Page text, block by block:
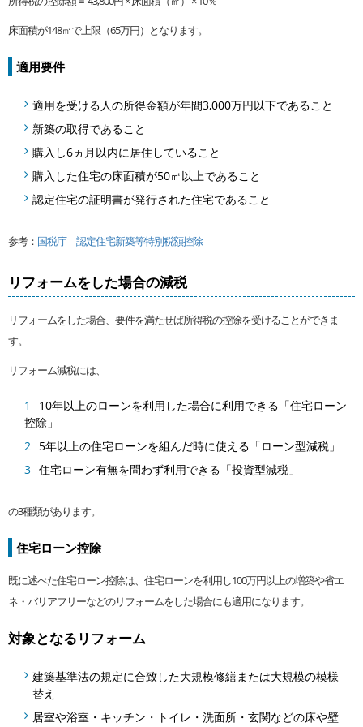
床面積が148㎡で上限（65万円）となります。
適用要件
適用を受ける人の所得金額が年間3,000万円以下であること
新築の取得であること
購入し6ヵ月以内に居住していること
購入した住宅の床面積が50㎡以上であること
認定住宅の証明書が発行された住宅であること
参考： 国税庁 認定住宅新築等特別税額控除
リフォームをした場合の減税
リフォームをした場合、要件を満たせば所得税の控除を受けることができま
す。
リフォーム減税には、
10年以上のローンを利用した場合に利用できる「住宅ローン
控除」
5年以上の住宅ローンを組んだ時に使える「ローン型減税」
住宅ローン有無を問わず利用できる「投資型減税」
の3種類があります。
住宅ローン控除
既に述べた住宅ローン控除は、住宅ローンを利用し100万円以上の増築や省エ
ネ・バリアフリーなどのリフォームをした場合にも適用になります。
対象となるリフォーム
建築基準法の規定に合致した大規模修繕または大規模の模様
替え
居室や浴室・キッチン・トイレ・洗面所・玄関などの床や壁